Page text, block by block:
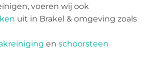
voeren wij ook
uit in Brakel & omgeving zoals
en schoorsteen